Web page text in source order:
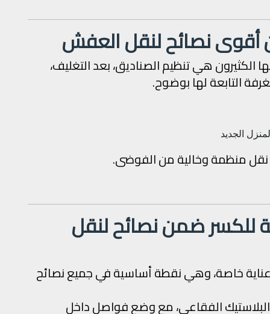
أقوى نصائح لنقل العفش
هي تنظيم الصناديق، بعد التغليف،
التابعة لها بوضوح.
الجديد
نقل منظمة وخالية من الفوضى.
للكسر ضمن نصائح لنقل
عناية خاصة، وهي نقطة أساسية في جميع نصائح
الفقاعي، مع وضع فواصل داخل